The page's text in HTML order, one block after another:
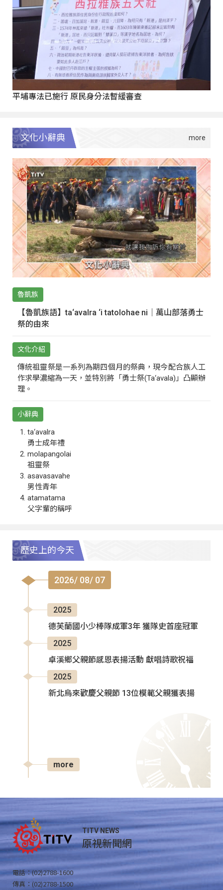
平埔專法已施行 原民身分法暫緩審查
文化小辭典
魯凱族
【魯凱族語】ta‘avalra ‘i tatolohae ni｜萬山部落勇士
祭的由來
文化介紹
傳統祖靈祭是一系列為期四個月的祭典，現今配合族人工
作求學濃縮為一天，並特別將「勇士祭(Ta‘avala)」凸顯辦
理。
小辭典
ta‘avalra
勇士成年禮
molapangolai
祖靈祭
asavasavahe
男性青年
atamatama
父字輩的稱呼
歷史上的今天
2026/ 08/ 07
2025
德芙蘭國小少棒隊成軍3年 獲隊史首座冠軍
2025
卓溪鄉父親節感恩表揚活動 獻唱詩歌祝福
2025
新北烏來歡慶父親節 13位模範父親獲表揚
more
TITV NEWS
原視新聞網
電話：(02)2788-1600
傳真：(02)2788-1500